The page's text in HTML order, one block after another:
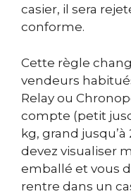
casier, il sera
conforme.
Cette règle
vendeurs
Relay ou
compte (petit
kg, grand jusqu’à
devez visualiser
emballé et vous
rentre dans un